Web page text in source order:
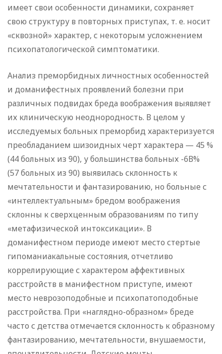
имеет свои особенности динамики, сохраняет
свою структуру в повторных приступах, т. е. носит
«сквозной» характер, с некоторым усложнением
психопатологической симптоматики.
Анализ преморбидных личностных особенностей
и доманифестных проявлений болезни при
различных подвидах бреда воображения выявляет
их клиническую неоднородность. В целом у
исследуемых больных преморбид характеризуется
преобладанием шизоидных черт характера — 45 %
(44 больных из 90), у большинства больных -6В%
(57 больных из 90) выявилась склонность к
мечтательности и фантазированию, но больные с
«интеллектуальным» бредом воображения
склонны к сверхценным образованиям по типу
«метафизической интоксикации». В
доманифестном периоде имеют место стертые
гипоманиакальные состояния, отчетливо
коррелирующие с характером аффективных
расстройств в манифестном приступе, имеют
место неврозоподобные и психопатоподобные
расстройства. При «наглядно-образном» бреде
часто с детства отмечается склонность к образному
фантазированию, мечтательности, внушаемости,